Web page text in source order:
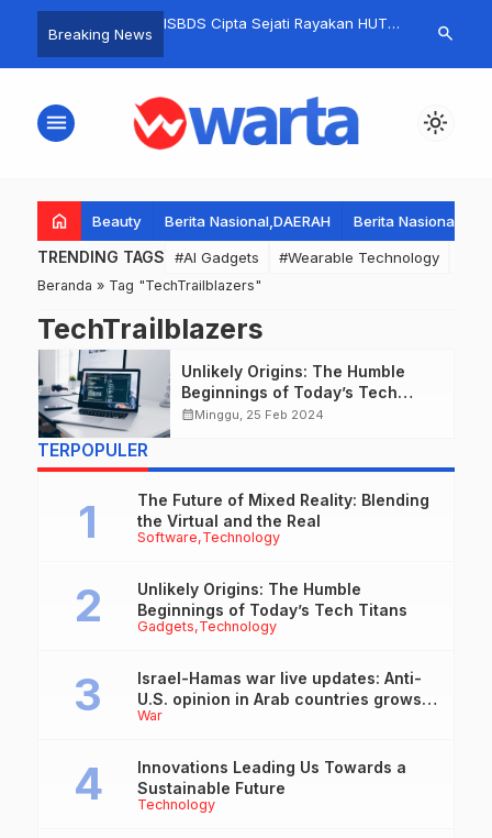
Breaking News
Sidoarjo Serap
Juta Rupiah.
ISBDS Cipta Sejati Rayakan HUT
Mereka Jaga Perdamaian
Lamongan
HUT RI ke-
Ribuan
search
menu light_mode
home Beauty Berita Nasional,DAERAH Berita
TRENDING TAGS #AI Gadgets #Wearable Technology
Beranda » Tag "TechTrailblazers"
TechTrailblazers
Unlikely Origins: The Humble
Beginnings of Today’s Tech
Titans
calendar_monthMinggu, 25 Feb 2024
TERPOPULER
Software Technology
The Future of Mixed Reality: Blending
the Virtual and the Real
Gadgets Technology
Unlikely Origins: The Humble
Beginnings of Today’s Tech Titans
War
Israel-Hamas war live updates: Anti-
U.S. opinion in Arab countries grows
over support for Israel, leaders tell
Technology
Innovations Leading Us Towards a
Sustainable Future